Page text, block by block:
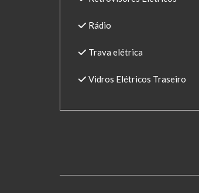
Rádio
Trava elétrica
Vidros Elétricos Traseiro